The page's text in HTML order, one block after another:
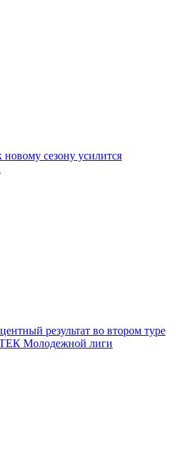
сезону усилится
результат во втором туре
Молодежной лиги